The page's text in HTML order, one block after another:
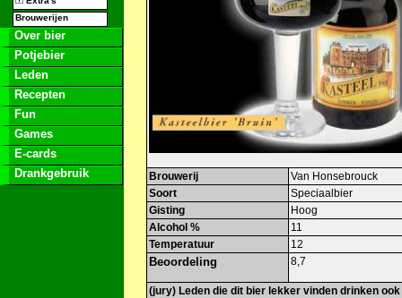
Brouwerijen
Over bier
Potjebier
Leden
Recepten
Fun
Games
E-cards
Drankgebruik
Brouwerij
Van Honsebrouck
Soort
Speciaalbier
Gisting
Hoog
Alcohol %
11
Temperatuur
12
Beoordeling 8,7
(jury) Leden die dit bier lekker vinden drinken